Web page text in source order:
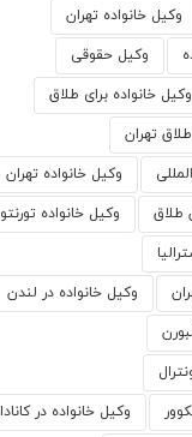
وكيل خانواده تهران
وکیل حقوقی
وکیل خانواده برای طلاق
تهران
وکیل خانواده تهران
طلاق وکیل خانواده تورنتو
وکیل خانواده در لندن
وکیل خانواده در کانادا